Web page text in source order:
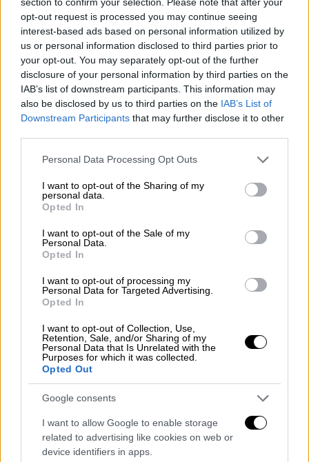
opt-out request is processed you may continue seeing
interest-based ads based on personal information utilized by
us or personal information disclosed to third parties prior to
your opt-out. You may separately opt-out of the further
disclosure of your personal information by third parties on the
IAB’s list of downstream participants. This information may
also be disclosed by us to third parties on the IAB’s List of
Downstream Participants that may further disclose it to other
Please note that this website/app uses one or more Google
not limited to your visit or usage behaviour. You may click to
grant or deny consent to Google and its third-party tags to
use your data for below specified purposes in below Google
consent section.
Personal Data Processing Opt Outs
I want to opt-out of the Sharing of my
personal data.
Opted In
I want to opt-out of the Sale of my
Personal Data.
Opted In
I want to opt-out of processing my
Personal Data for Targeted Advertising.
Opted In
I want to opt-out of Collection, Use,
Retention, Sale, and/or Sharing of my
Personal Data that Is Unrelated with the
Purposes for which it was collected.
Opted Out
Google consents
I want to allow Google to enable storage
related to advertising like cookies on web or
device identifiers in apps.
ανθρώπινης ταυτότητάς μας»
Με αφορμή τον νέο κύκλο του «Football
Stories», ο Γιώργος Λέντζας και ο Άγγελος
Γιακουμίδης μιλούν στο ethnos.gr και
περιγράφουν πόσο έχει επηρεαστεί το
ποδόσφαιρο από την πανδημία του
κορονοϊού
Τηλεόραση| 02.11.2022 16:43
Από την Καβογιάννη και τον
Stories»: Όλα όσα έρχονται στο ΑΝΤ1+
Το ΑΝΤ1+ εμπλουτίζει το περιεχόμενό του,